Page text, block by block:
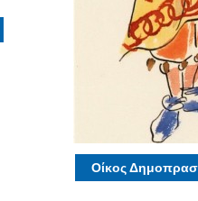
Οίκος